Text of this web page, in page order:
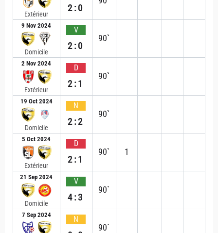
Extérieur
2:0
9 Nov 2024
Domicile
V
2:0
90`
2 Nov 2024
Extérieur
D
2:1
90`
19 Oct 2024
Domicile
N
2:2
90`
5 Oct 2024
Extérieur
D
2:1
90` 1
21 Sep 2024
Domicile
V
4:3
90`
7 Sep 2024 N
90`